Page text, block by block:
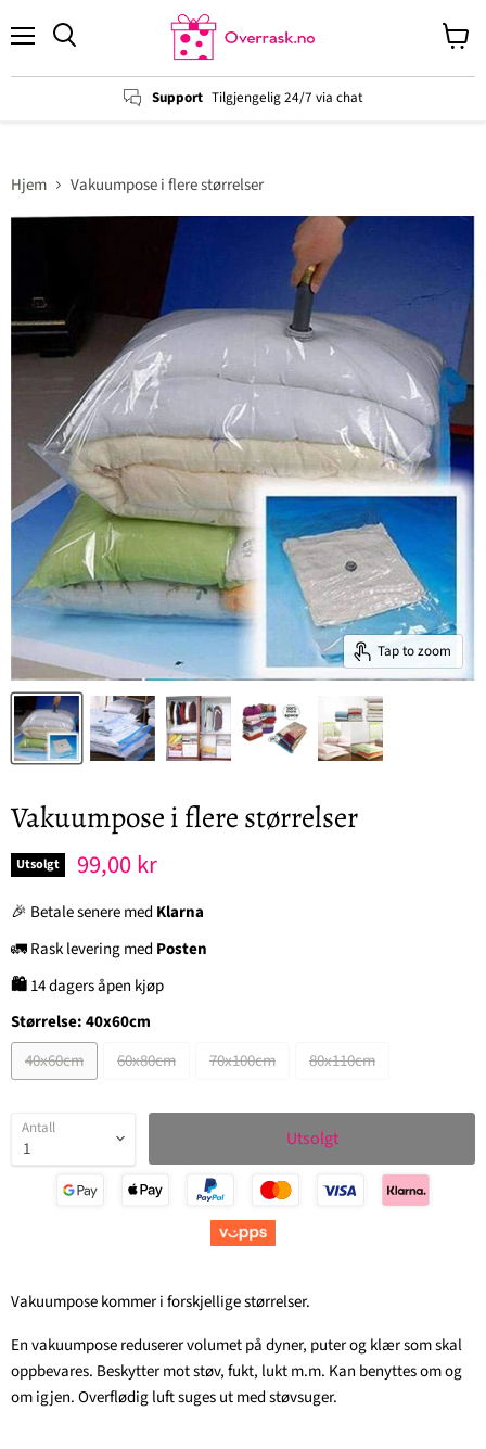
Support Tilgjengelig 24/7 via chat
cart
Hjem Vakuumpose i flere størrelser
Tap to zoom
Vakuumpose i flere størrelser
Utsolgt Nåværende pris
99,00 kr
🎉 Betale senere medKlarna
🚛 Rask levering medPosten
🛍14 dagers åpen kjøp
Størrelse:40x60cm
40x60cm
60x80cm 70x100cm 80x110cm
Antall Utsolgt
Vakuumpose kommer i forskjellige størrelser.
En vakuumpose reduserer volumet på dyner, puter og klær som skal
oppbevares. Beskytter mot støv, fukt, lukt m.m. Kan benyttes om og
om igjen. Overflødig luft suges ut med støvsuger.